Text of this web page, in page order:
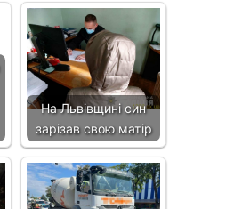
На Львівщині син
зарізав свою матір